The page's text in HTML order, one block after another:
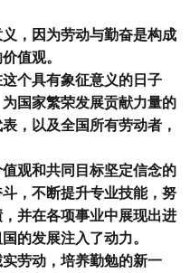
，因为劳动与勤奋是构成
值观。
个具有象征意义的日子
国家繁荣发展贡献力量的
，以及全国所有劳动者，
观和共同目标坚定信念的
，不断提升专业技能，努
并在各项事业中展现出进
的发展注入了动力。
劳动，培养勤勉的新一